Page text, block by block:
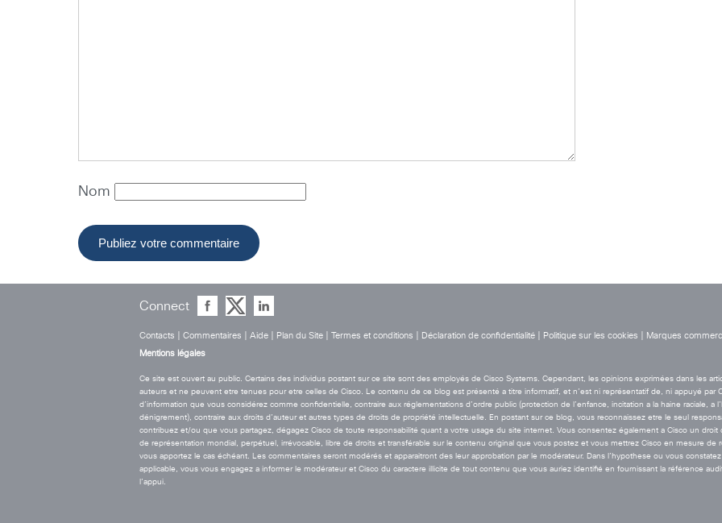
Nom
Connect
Contacts Commentaires Aide| Plan du Site| Termes et conditions Déclaration de confidentialité| Politique sur les cookies
Marques
Mentions légales
Ce site est ouvert au public. Certains des individus postant sur ce site sont des employés de Cisco Systems. Cependant, les opinions exprimées dans les
auteurs et ne peuvent etre tenues pour etre celles de Cisco. Le contenu de ce blog est présenté a titre informatif, et n’est ni représentatif de, ni appuyé par
d’information que vous considérez comme confidentielle, contraire aux réglementations d’ordre public (protection de l’enfance, incitation a la haine raciale, a
dénigrement), contraire aux droits d’auteur et autres types de droits de propriété intellectuelle. En postant sur ce blog, vous reconnaissez etre le seul
contribuez et/ou que vous partagez, dégagez Cisco de toute responsabilité quant a votre usage du site internet. Vous consentez également a Cisco un
de représentation mondial, perpétuel, irrévocable, libre de droits et transférable sur le contenu original que vous postez et vous mettrez Cisco en mesure de
vous apportez le cas échéant. Les commentaires seront modérés et apparaitront des leur approbation par le modérateur. Dans l’hypothese ou vous
applicable, vous vous engagez a informer le modérateur et Cisco du caractere illicite de tout contenu que vous auriez identifié en fournissant la référence
l’appui.